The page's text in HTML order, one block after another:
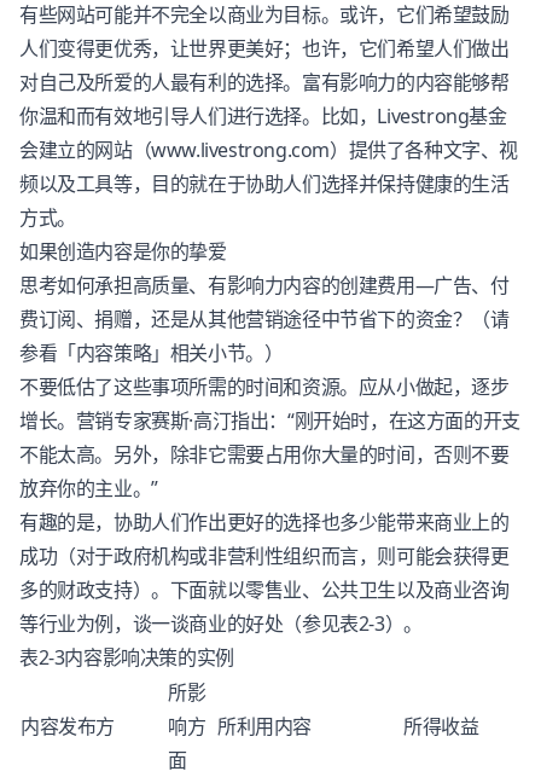
有些网站可能并不完全以商业为目标。或许，它们希望鼓励
人们变得更优秀，让世界更美好；也许，它们希望人们做出
对自己及所爱的人最有利的选择。富有影响力的内容能够帮
你温和而有效地引导人们进行选择。比如，Livestrong基金
会建立的网站（www.livestrong.com）提供了各种文字、视
频以及工具等，目的就在于协助人们选择并保持健康的生活
方式。
如果创造内容是你的挚爱
思考如何承担高质量、有影响力内容的创建费用—广告、付
费订阅、捐赠，还是从其他营销途径中节省下的资金？（请
参看「内容策略」相关小节。）
不要低估了这些事项所需的时间和资源。应从小做起，逐步
增长。营销专家赛斯·高汀指出：“刚开始时，在这方面的开支
不能太高。另外，除非它需要占用你大量的时间，否则不要
放弃你的主业。”
有趣的是，协助人们作出更好的选择也多少能带来商业上的
成功（对于政府机构或非营利性组织而言，则可能会获得更
多的财政支持）。下面就以零售业、公共卫生以及商业咨询
等行业为例，谈一谈商业的好处（参见表2-3）。
表2-3内容影响决策的实例
内容发布方
所影
响方
面
所利用内容 所得收益